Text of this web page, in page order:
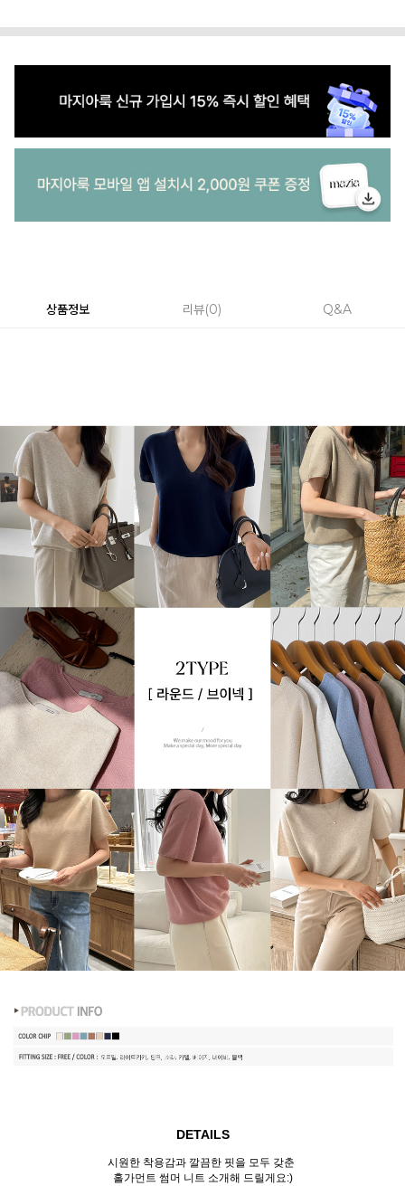
상품정보 리뷰 0 Q&A
DETAILS
시원한 착용감과 깔끔한 핏을 모두 갖춘
홀가먼트 썸머 니트 소개해 드릴게요:)